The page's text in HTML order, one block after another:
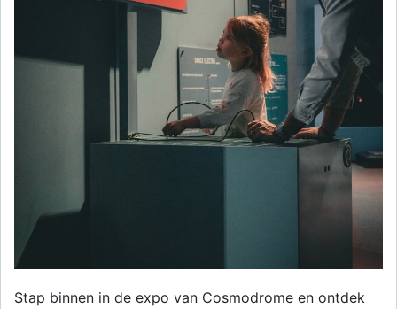
Stap binnen in de expo van Cosmodrome en ontdek